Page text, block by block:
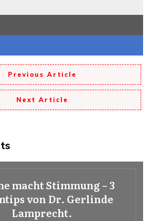
Previous Article
Next Article
macht Stimmung – 3
von Dr. Gerlinde
Lamprecht.